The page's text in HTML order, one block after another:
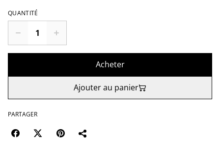
QUANTITÉ
Acheter
Ajouter au panier
PARTAGER